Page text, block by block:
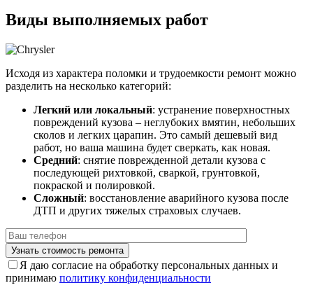
Виды выполняемых работ
Исходя из характера поломки и трудоемкости ремонт можно
разделить на несколько категорий:
Легкий или локальный: устранение поверхностных
повреждений кузова – неглубоких вмятин, небольших
сколов и легких царапин. Это самый дешевый вид
работ, но ваша машина будет сверкать, как новая.
Средний: снятие поврежденной детали кузова с
последующей рихтовкой, сваркой, грунтовкой,
покраской и полировкой.
Сложный: восстановление аварийного кузова после
ДТП и других тяжелых страховых случаев.
Я даю согласие на обработку персональных данных и
принимаю политику конфиденциальности